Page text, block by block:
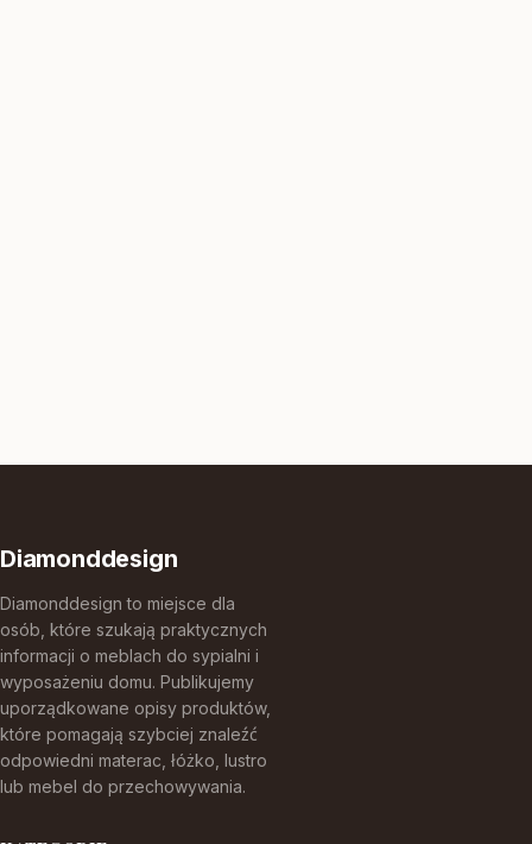
Diamonddesign
Diamonddesign to miejsce dla
osób, które szukają praktycznych
informacji o meblach do sypialni i
wyposażeniu domu. Publikujemy
uporządkowane opisy produktów,
które pomagają szybciej znaleźć
odpowiedni materac, łóżko, lustro
lub mebel do przechowywania.